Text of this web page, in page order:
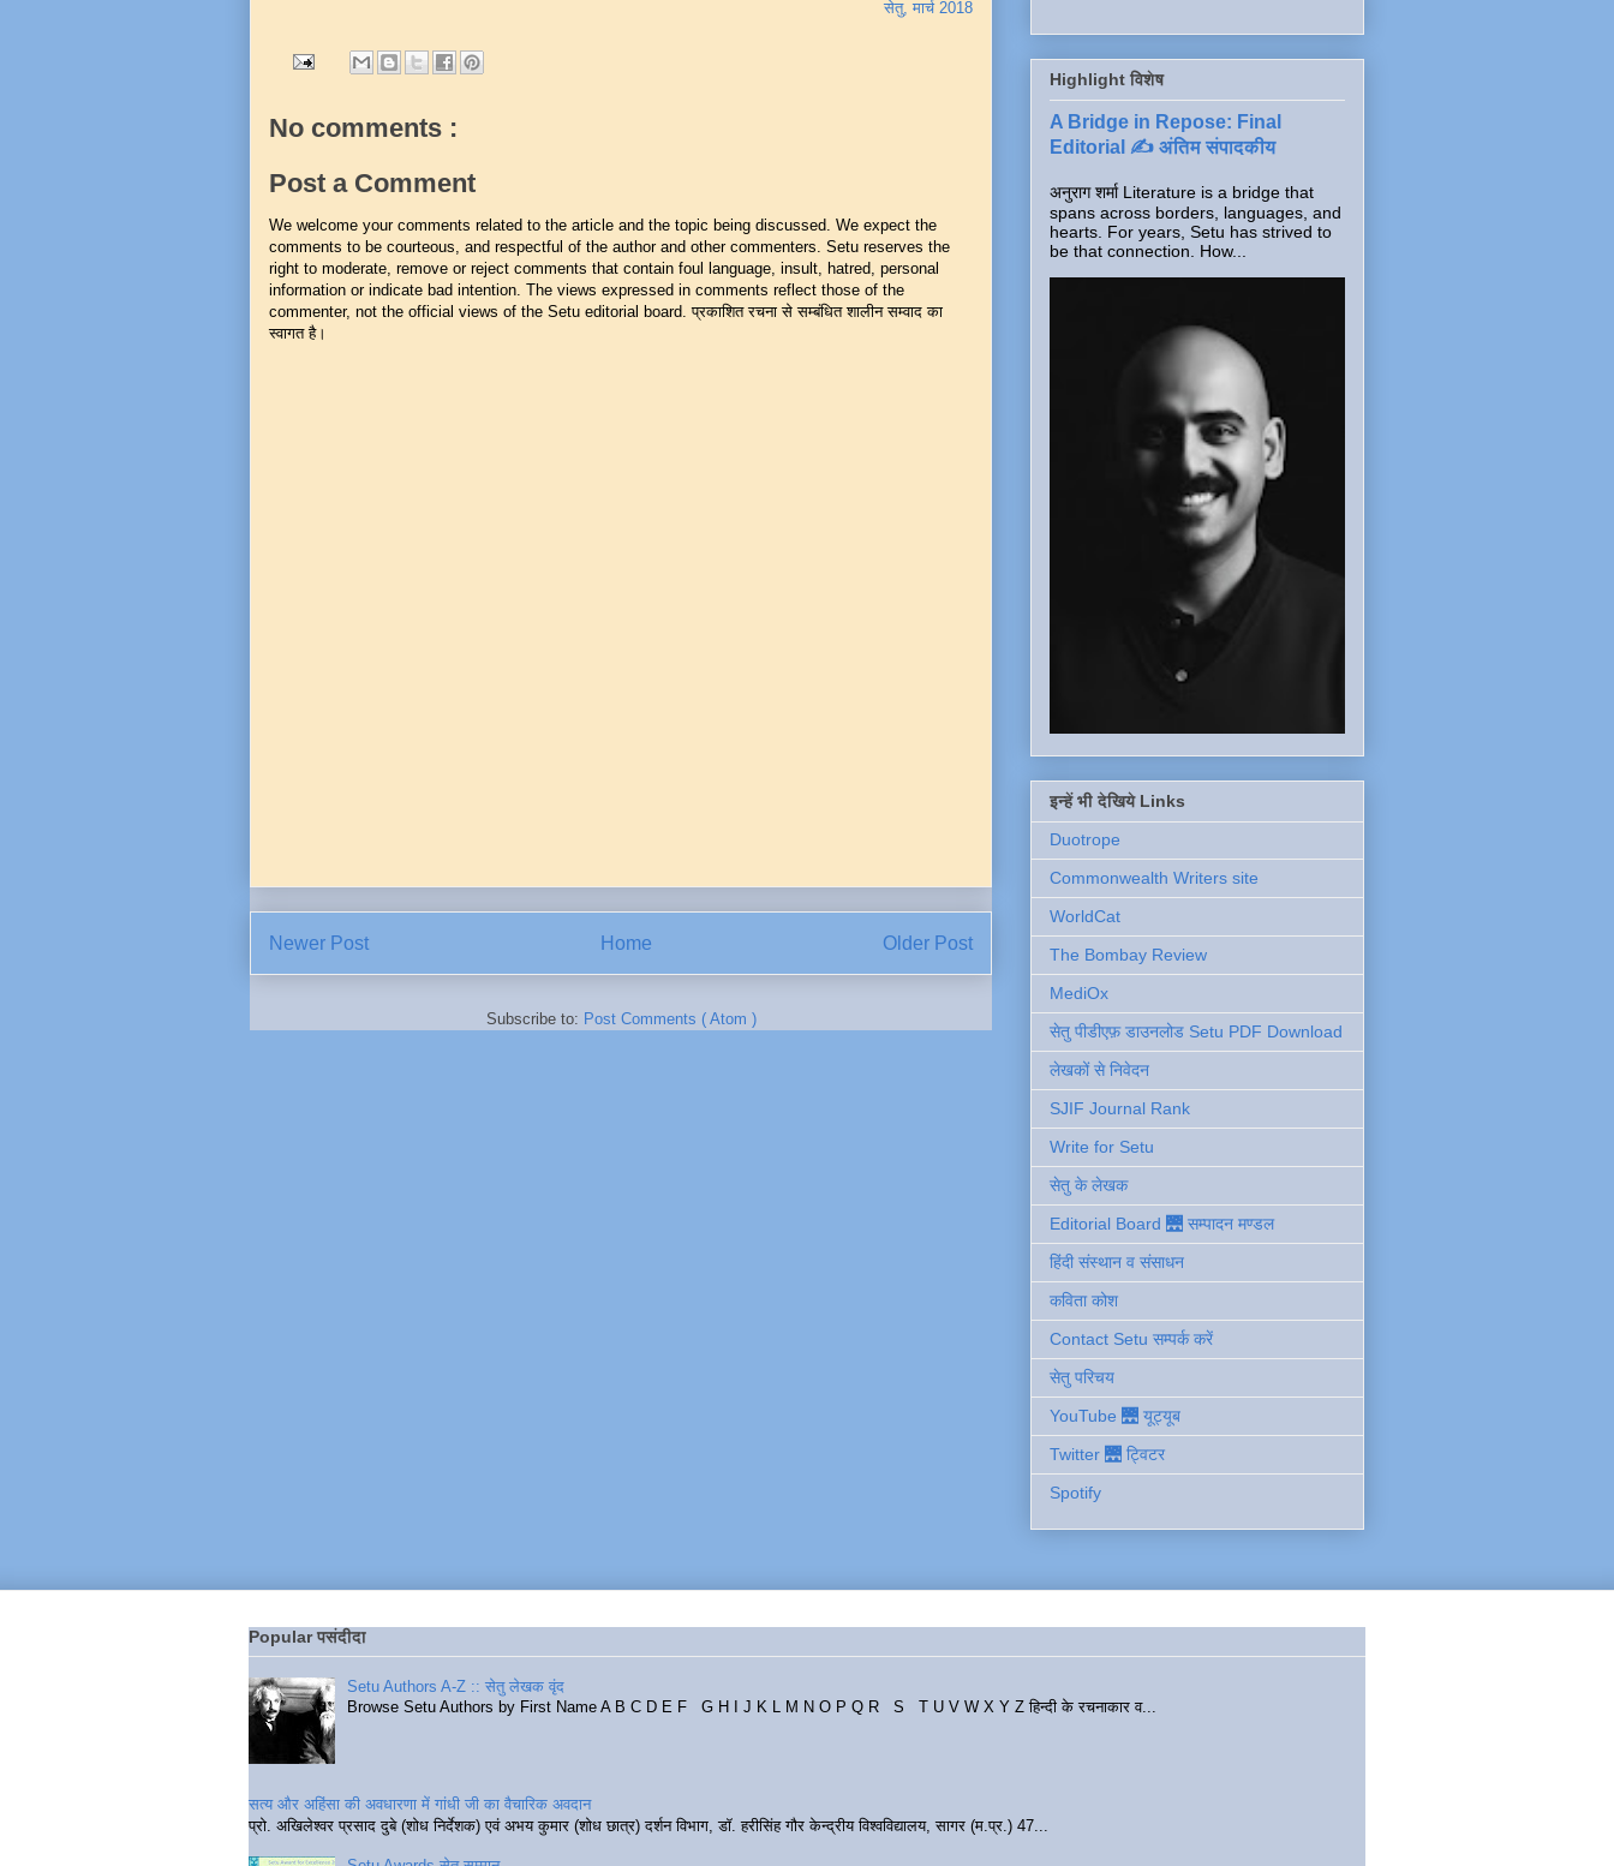
सेतु, मार्च 2018
No comments :
Post a Comment
We welcome your comments related to the article and the topic being discussed. We expect the
comments to be courteous, and respectful of the author and other commenters. Setu reserves the
right to moderate, remove or reject comments that contain foul language, insult, hatred, personal
information or indicate bad intention. The views expressed in comments reflect those of the
commenter, not the official views of the Setu editorial board. प्रकाशित रचना से सम्बंधित शालीन सम्वाद का
स्वागत है।
Newer Post Older Post
Home
Subscribe to: Post Comments ( Atom )
Highlight विशेष
A Bridge in Repose: Final
Editorial ✍️ अंतिम संपादकीय
अनुराग शर्मा Literature is a bridge that
spans across borders, languages, and
hearts. For years, Setu has strived to
be that connection. How...
इन्हें भी देखिये Links
Duotrope
Commonwealth Writers site
WorldCat
The Bombay Review
MediOx
सेतु पीडीएफ़ डाउनलोड Setu PDF Download
लेखकों से निवेदन
SJIF Journal Rank
Write for Setu
सेतु के लेखक
Editorial Board 🌉 सम्पादन मण्डल
हिंदी संस्थान व संसाधन
कविता कोश
Contact Setu सम्पर्क करें
सेतु परिचय
YouTube 🌉 यूट्यूब
Twitter 🌉 ट्विटर
Spotify
Popular पसंदीदा
Setu Authors A-Z :: सेतु लेखक वृंद
Browse Setu Authors by First Name A B C D E F G H I J K L M N O P Q R S T U V W X Y Z हिन्दी के रचनाकार व...
सत्य और अहिंसा की अवधारणा में गांधी जी का वैचारिक अवदान
प्रो. अखिलेश्वर प्रसाद दुबे (शोध निर्देशक) एवं अभय कुमार (शोध छात्र) दर्शन विभाग, डॉ. हरीसिंह गौर केन्द्रीय विश्वविद्यालय, सागर (म.प्र.) 47...